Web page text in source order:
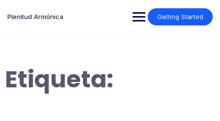
Plenitud Armónica Getting Started
Etiqueta: